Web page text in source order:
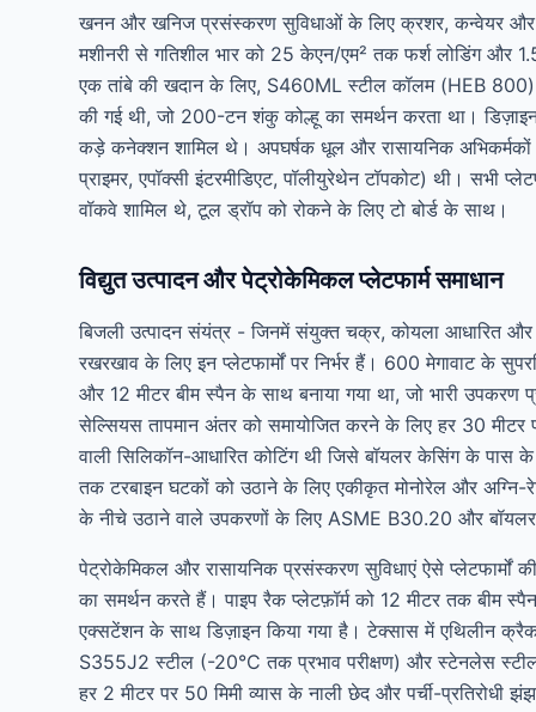
खनन और खनिज प्रसंस्करण सुविधाओं के लिए क्रशर, कन्वेयर और
मशीनरी से गतिशील भार को 25 केएन/एम² तक फर्श लोडिंग और
एक तांबे की खदान के लिए, S460ML स्टील कॉलम (HEB 800)
की गई थी, जो 200-टन शंकु कोल्हू का समर्थन करता था।
कड़े कनेक्शन शामिल थे। अपघर्षक धूल और रासायनिक अभिकर्मकों
प्राइमर, एपॉक्सी इंटरमीडिएट, पॉलीयुरेथेन टॉपकोट) थी।
वॉकवे शामिल थे, टूल ड्रॉप को रोकने के लिए टो बोर्ड के साथ।
विद्युत उत्पादन और पेट्रोकेमिकल प्लेटफार्म समाधान
बिजली उत्पादन संयंत्र - जिनमें संयुक्त चक्र, कोयला आधारित और
रखरखाव के लिए इन प्लेटफार्मों पर निर्भर हैं। 600 मेगावाट के
और 12 मीटर बीम स्पैन के साथ बनाया गया था, जो भारी
सेल्सियस तापमान अंतर को समायोजित करने के लिए हर 30 मीटर
वाली सिलिकॉन-आधारित कोटिंग थी जिसे बॉयलर केसिंग के पास
तक टरबाइन घटकों को उठाने के लिए एकीकृत मोनोरेल और
के नीचे उठाने वाले उपकरणों के लिए ASME B30.20 और
पेट्रोकेमिकल और रासायनिक प्रसंस्करण सुविधाएं ऐसे प्लेटफार्मों
का समर्थन करते हैं। पाइप रैक प्लेटफ़ॉर्म को 12 मीटर तक बीम
एक्सटेंशन के साथ डिज़ाइन किया गया है। टेक्सास में एथिलीन
S355J2 स्टील (-20°C तक प्रभाव परीक्षण) और स्टेनलेस
हर 2 मीटर पर 50 मिमी व्यास के नाली छेद और पर्ची-प्रतिरोधी